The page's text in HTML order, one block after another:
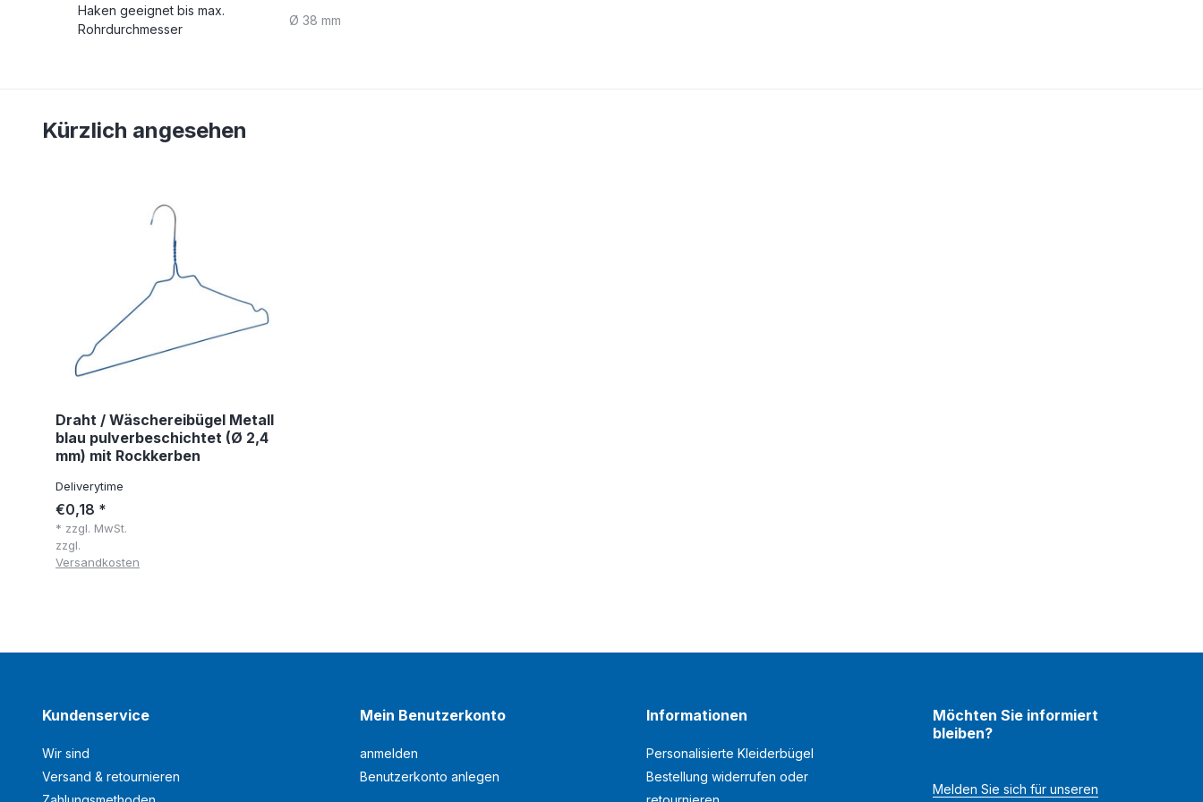
Haken geeignet bis max.
Rohrdurchmesser
Ø 38 mm
Kürzlich angesehen
Draht / Wäschereibügel Metall
blau pulverbeschichtet (Ø 2,4
mm) mit Rockkerben
Deliverytime
€0,18 *
* zzgl. MwSt.
zzgl.
Versandkosten
Kundenservice
Wir sind
Versand & retournieren
Mein Benutzerkonto
anmelden
Benutzerkonto anlegen
Informationen
Personalisierte Kleiderbügel
Bestellung widerrufen oder
Möchten Sie informiert
bleiben?
Melden Sie sich für unseren